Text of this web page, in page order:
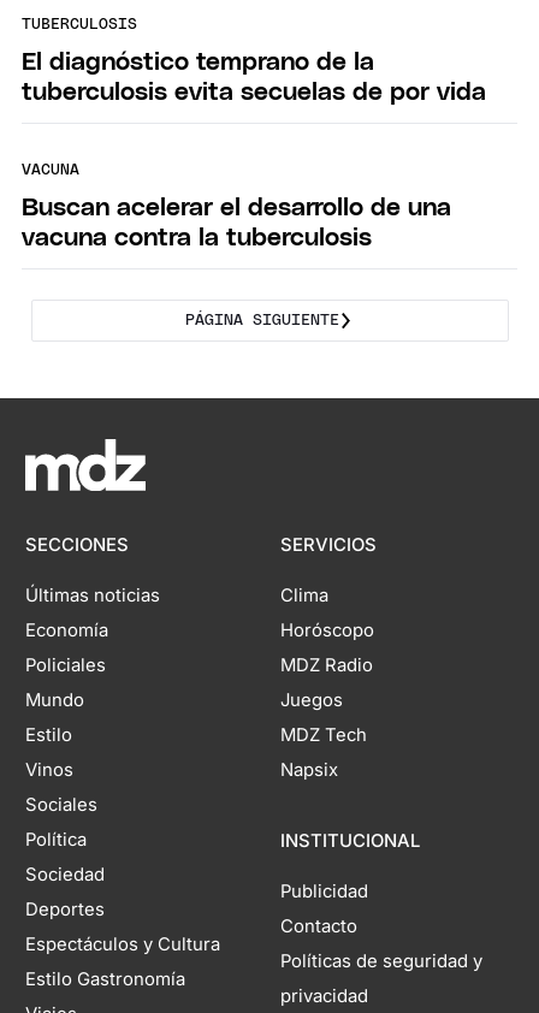
TUBERCULOSIS
El diagnóstico temprano de la
tuberculosis evita secuelas de por vida
VACUNA
Buscan acelerar el desarrollo de una
vacuna contra la tuberculosis
PÁGINA SIGUIENTE
SECCIONES
Últimas noticias
Economía
Policiales
Mundo
Estilo
Vinos
Sociales
Política
Sociedad
Deportes
Espectáculos y Cultura
Estilo Gastronomía
SERVICIOS
Clima
Horóscopo
MDZ Radio
Juegos
MDZ Tech
Napsix
INSTITUCIONAL
Publicidad
Contacto
Políticas de seguridad y
privacidad